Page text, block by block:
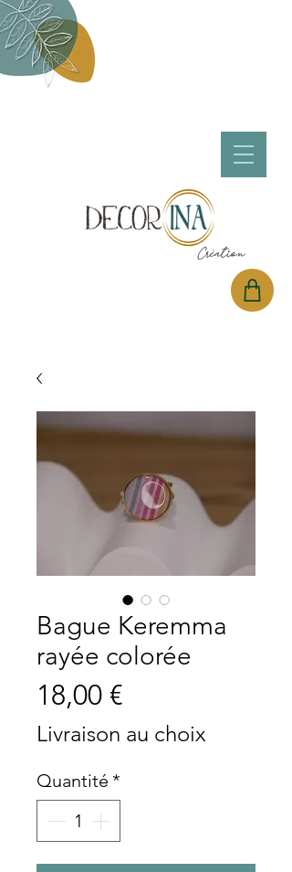
Bague Keremma
rayée colorée
18,00 €
Livraison au choix
Quantité *